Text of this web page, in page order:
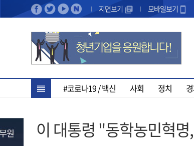
지면보기 모바일보기
#코로나19 / 백신 사회 정치
이 대통령 "동학농민혁